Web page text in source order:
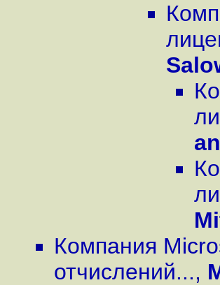
Компания
отчислений...,